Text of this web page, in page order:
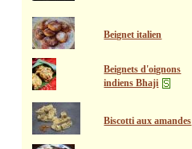
Beignet italien
Beignets d'oignons
indiens Bhaji
Biscotti aux amandes